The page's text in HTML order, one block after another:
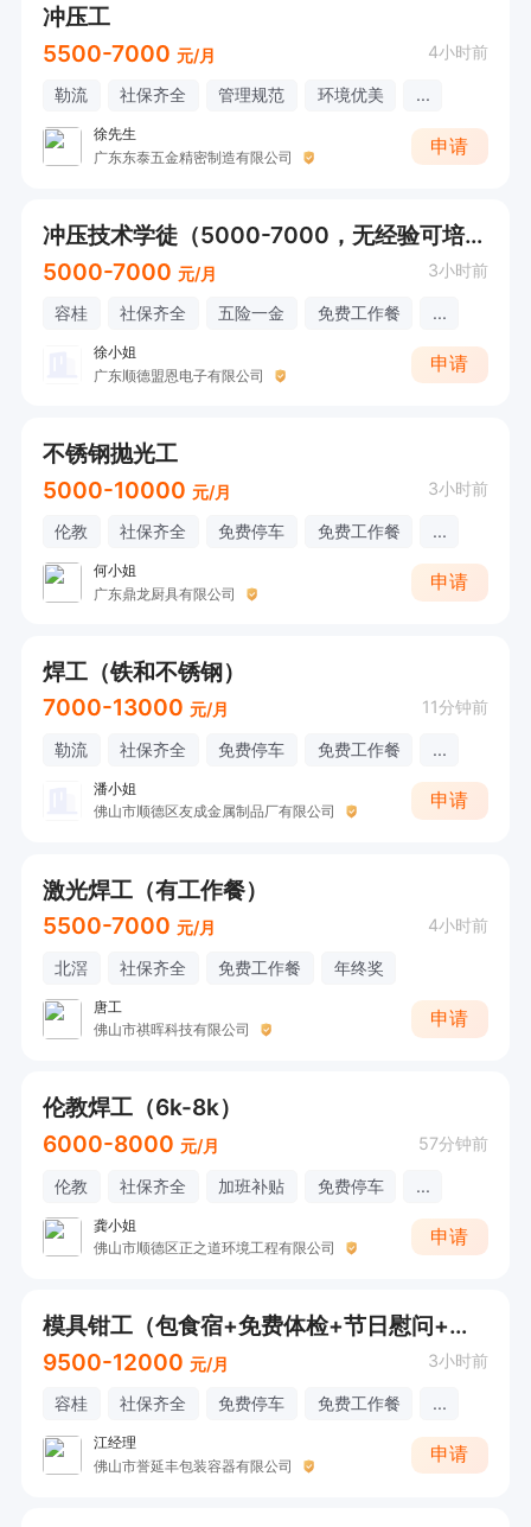
冲压工
5500-7000 元/月 4小时前
勒流 社保齐全 管理规范 环境优美 ...
徐先生
广东东泰五金精密制造有限公司
申请
冲压技术学徒（5000-7000，无经验可培养+包食宿+全勤+工龄奖+年终奖），可接受应届
5000-7000 元/月 3小时前
容桂 社保齐全 五险一金 免费工作餐 ...
徐小姐
广东顺德盟恩电子有限公司
申请
不锈钢抛光工
5000-10000 元/月 3小时前
伦教 社保齐全 免费停车 免费工作餐 ...
何小姐
广东鼎龙厨具有限公司
申请
焊工（铁和不锈钢）
7000-13000 元/月 11分钟前
勒流 社保齐全 免费停车 免费工作餐 ...
潘小姐
佛山市顺德区友成金属制品厂有限公司
申请
激光焊工（有工作餐）
5500-7000 元/月 4小时前
北滘 社保齐全 免费工作餐 年终奖
唐工
佛山市祺晖科技有限公司
申请
伦教焊工（6k-8k）
6000-8000 元/月 57分钟前
伦教 社保齐全 加班补贴 免费停车 ...
龚小姐
佛山市顺德区正之道环境工程有限公司
申请
模具钳工（包食宿+免费体检+节日慰问+交通补贴）
9500-12000 元/月 3小时前
容桂 社保齐全 免费停车 免费工作餐 ...
江经理
佛山市誉延丰包装容器有限公司
申请